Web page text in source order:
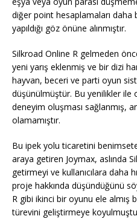
diğer point hesaplamaları
yapıldığı göz önüne alınmıştır.
Silkroad Online R gelmeden
yeni yarış eklenmiş ve bir dizi
hayvan, beceri ve parti oyun
düşünülmüştür. Bu yenilikler ile
deneyim oluşması sağlanmış,
olamamıştır.
Bu ipek yolu ticaretini
araya getiren Joymax, aslında
getirmeyi ve kullanıcılara daha
proje hakkında düşündüğünü
R gibi ikinci bir oyunu ele almış
türevini geliştirmeye